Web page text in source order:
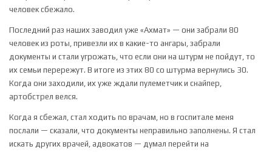
человек сбежало.
Последний раз наших заводил уже «Ахмат» — они забрали 80
человек из роты, привезли их в какие-то ангары, забрали
документы и стали угрожать, что если они на штурм не пойдут, то
их семьи перережут. В итоге из этих 80 со штурма вернулись 30.
Когда они заходили, их уже ждали пулеметчик и снайпер,
артобстрел велся.
Когда я сбежал, стал ходить по врачам, но в госпитале меня
послали — сказали, что документы неправильно заполнены. Я стал
искать других врачей, адвокатов — думал перейти на